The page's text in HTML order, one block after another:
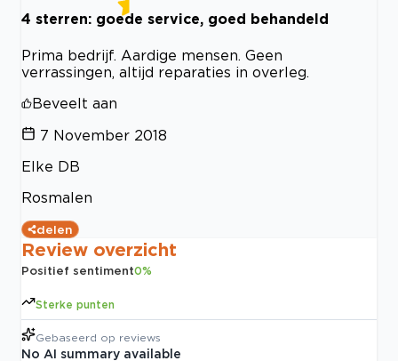
4 sterren: goede service, goed behandeld
Prima bedrijf. Aardige mensen. Geen
verrassingen, altijd reparaties in overleg.
Beveelt aan
7 November 2018
Elke DB
Rosmalen
delen
Review overzicht
Positief sentiment0%
Sterke punten
Gebaseerd op reviews
No AI summary available